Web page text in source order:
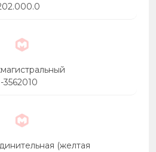
3562010
(желтая